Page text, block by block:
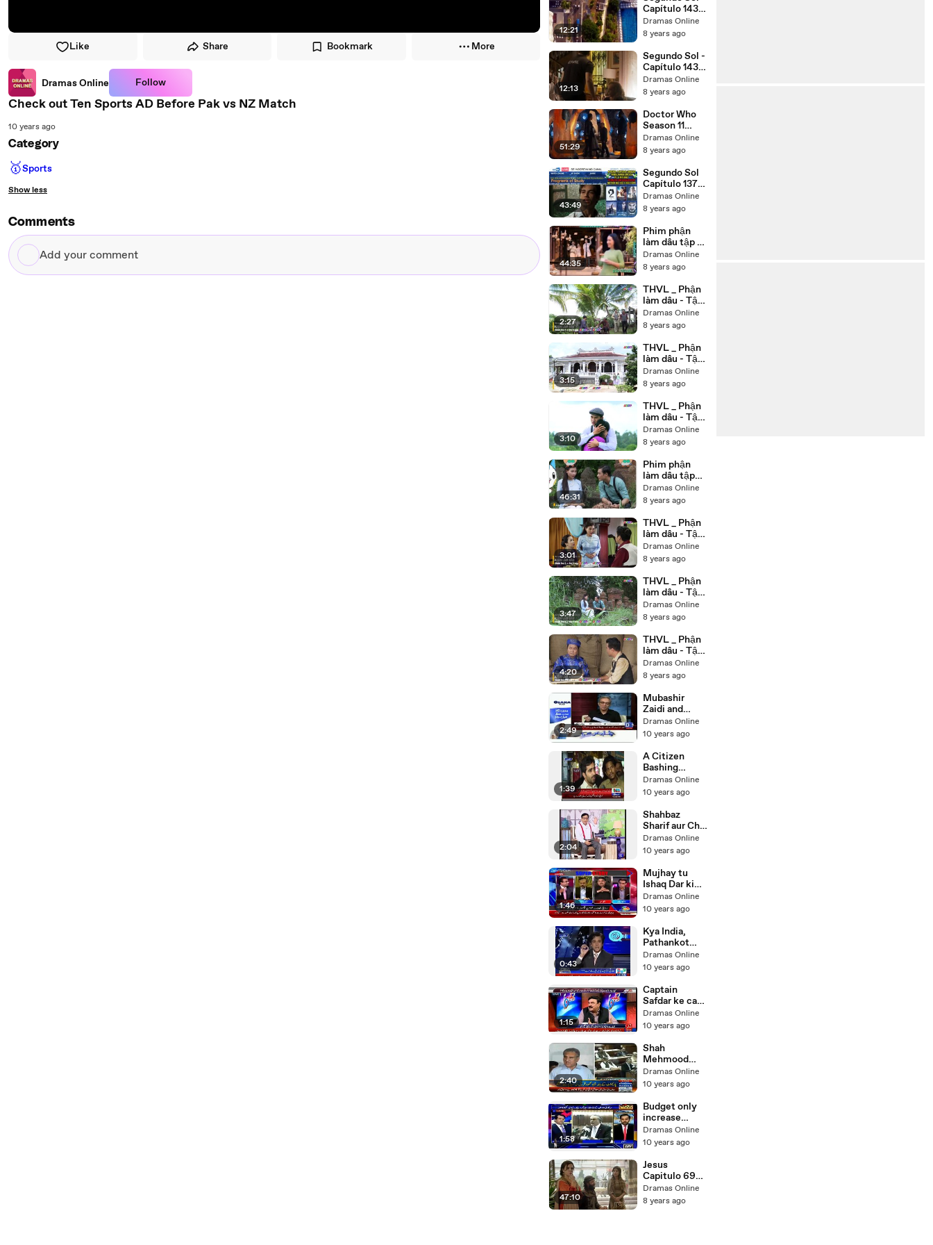
Like Share Bookmark More
Dramas Online Follow
Check out Ten Sports AD Before Pak vs NZ Match
10 years ago
Category
🥇Sports
Show less
Comments
Add
your
12:21
Capítulo 143
Parte 3 Sexta
Feira 26/ 10
Dramas Online
8 years ago
12:13
Segundo Sol -
Capítulo 143
Parte 4 -
Sexta Feira
HD
Dramas Online
8 years ago
51:29
Doctor Who
Season 11
Episode 3
Rosa
Dramas Online
8 years ago
43:49
Segundo Sol
Capítulo 137
Completo
Sexta Feira
Dramas Online
8 years ago
44:35
Phim phận
làm dâu tập 21
THVL1 Việt
Nam Trọn Bộ
Dramas Online
8 years ago
2:27
THVL _ Phận
làm dâu - Tập
23- Phát dụ dỗ
Tài dính vào
bất chính-
c0VeSN38KA
8
Dramas Online
8 years ago
3:15
THVL _ Phận
làm dâu - Tập
22 - Bà Hội
đồng và
lòng khi thấy
cháu mình bị
thương-
hEk7CvdYtJQ
Dramas Online
8 years ago
3:10
THVL _ Phận
làm dâu - Tập
21 - Dung oán
trách đứa con
khiến cho
Phát tránh né
mình-
9dvF3il64XY
Dramas Online
8 years ago
46:31
Phim phận
làm dâu tập
20 THVL1 Việt
Nam Trọn Bộ
Dramas Online
8 years ago
3:01
THVL _ Phận
làm dâu - Tập
20[c] - Phát
báo cáo với
việc đã thủ
tiêu Thái
Dramas Online
8 years ago
3:47
THVL _ Phận
làm dâu - Tập
20[b] - Phát
kết nạp Thái
để có thêm
đồng minh
bên ngoài-
s3E-tWA9ovI
Dramas Online
8 years ago
4:20
THVL _ Phận
làm dâu - Tập
20[a] - Tài kết
tội Tú cắt xén
cửa hàng gạo-
VhNuqRwqo0
o
Dramas Online
8 years ago
2:49
Mubashir
Zaidi and
Zarar Khoro's
funny
budget
Dramas Online
10 years ago
1:39
A Citizen
Bashing
PMLN Govt
And Nawaz
Budget - Khud
Ye Marra Ni
Apna Dil
Change
Karwane
Chala Giya
Dramas Online
10 years ago
2:04
Shahbaz
Sharif aur Ch.
Nisar ki G.
Raheel Sharif
aur Extension
ki offer per
PML-N mein
Ikhtalafaat ki
Mukhba
Dramas Online
10 years ago
1:46
Mujhay tu
Ishaq Dar ki
taqreer
suntay suntay
critical
analysis of Ali
Nasir analyst
Dramas Online
10 years ago
0:43
Kya India,
Pathankot
issue se
Pakistan ko
benefits lenay
ja rha hai?
Listen to
Ahmad
Qureshi
Dramas Online
10 years ago
1:15
Captain
Safdar ke case
ka kuch nahi
hoga per mein
aur Khwaja
Saad Rafique
ko out hote
daikh raha hon
- Sheik
Dramas Online
10 years ago
2:40
Shah
Mehmood
Qureshi
Media Talk
Session
Dramas Online
10 years ago
1:58
Budget only
increase
corruption
among people
interaction
with Lahore
traders
Dramas Online
10 years ago
47:10
Jesus
Capitulo 69
Completo HD
Dramas Online
8 years ago